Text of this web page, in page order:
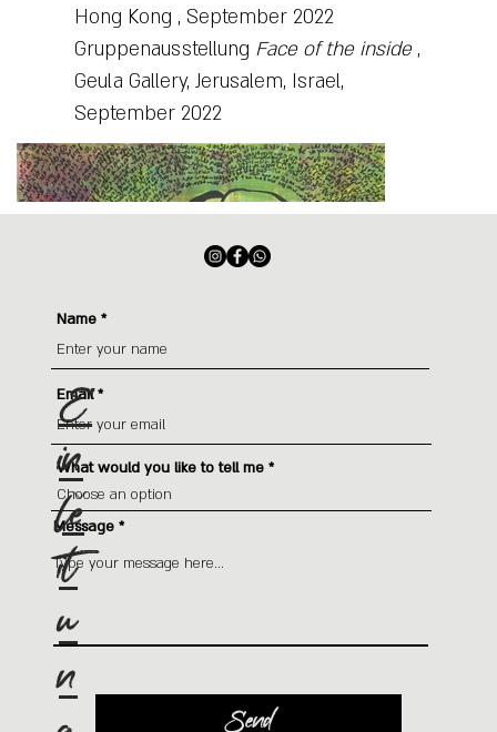
Hong Kong , September 2022
Gruppenausstellung Face of the inside ,
Geula Gallery, Jerusalem, Israel,
September 2022
Kontaktieren Sie mich
Name
Email
What would you like to tell me
Message
Send
E
in
le
it
u
n